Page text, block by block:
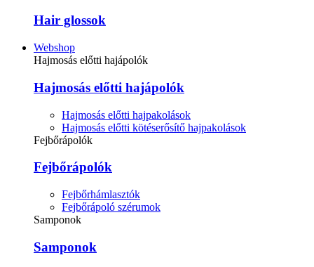
Hair glossok
Webshop
Hajmosás előtti hajápolók
Hajmosás előtti hajápolók
Hajmosás előtti hajpakolások
Hajmosás előtti kötéserősítő hajpakolások
Fejbőrápolók
Fejbőrápolók
Fejbőrhámlasztók
Fejbőrápoló szérumok
Samponok
Samponok